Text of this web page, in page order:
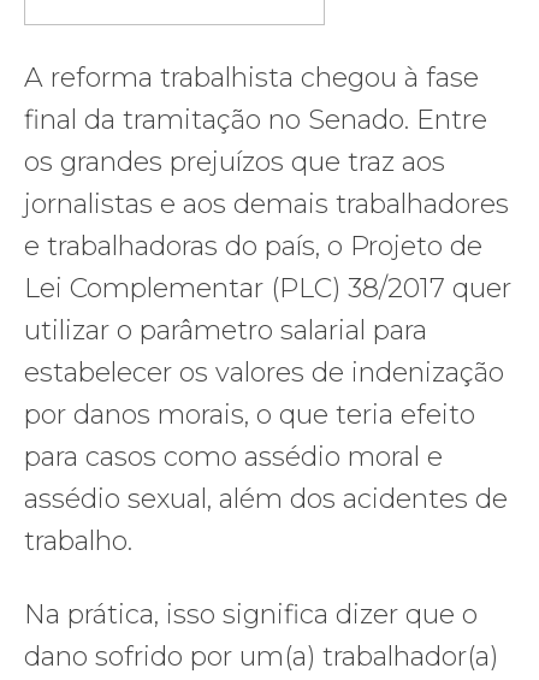
A reforma trabalhista chegou à fase
final da tramitação no Senado. Entre
os grandes prejuízos que traz aos
jornalistas e aos demais trabalhadores
e trabalhadoras do país, o Projeto de
Lei Complementar (PLC) 38/2017 quer
utilizar o parâmetro salarial para
estabelecer os valores de indenização
por danos morais, o que teria efeito
para casos como assédio moral e
assédio sexual, além dos acidentes de
trabalho.
Na prática, isso significa dizer que o
dano sofrido por um(a) trabalhador(a)